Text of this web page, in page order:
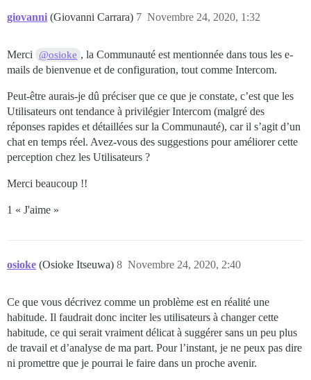
giovanni (Giovanni Carrara) Novembre 24, 2020, 1:32
7
Merci @osioke , la Communauté est mentionnée dans tous les e-
mails de bienvenue et de configuration, tout comme Intercom.
Peut-être aurais-je dû préciser que ce que je constate, c’est que les
Utilisateurs ont tendance à privilégier Intercom (malgré des
réponses rapides et détaillées sur la Communauté), car il s’agit d’un
chat en temps réel. Avez-vous des suggestions pour améliorer cette
perception chez les Utilisateurs ?
Merci beaucoup !!
1 « J'aime »
osioke (Osioke Itseuwa) Novembre 24, 2020, 2:40
8
Ce que vous décrivez comme un problème est en réalité une
habitude. Il faudrait donc inciter les utilisateurs à changer cette
habitude, ce qui serait vraiment délicat à suggérer sans un peu plus
de travail et d’analyse de ma part. Pour l’instant, je ne peux pas dire
ni promettre que je pourrai le faire dans un proche avenir.